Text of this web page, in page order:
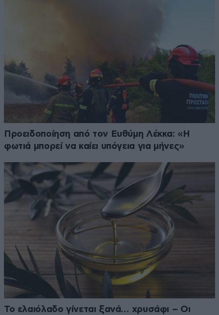
Προειδοποίηση από τον Ευθύμη Λέκκα: «Η
φωτιά μπορεί να καίει υπόγεια για μήνες»
Το ελαιόλαδο γίνεται ξανά… χρυσάφι – Οι